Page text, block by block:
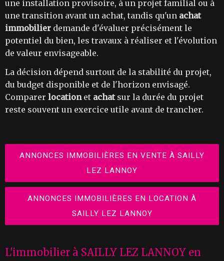
une installation provisoire, à un projet familial ou à
une transition avant un achat, tandis qu'un achat
immobilier demande d'évaluer précisément le
potentiel du bien, les travaux à réaliser et l'évolution
de valeur envisageable.
La décision dépend surtout de la stabilité du projet,
du budget disponible et de l'horizon envisagé.
Comparer locationet achatsur la durée du projet
reste souvent un exercice utile avant de trancher.
ANNONCES IMMOBILIÈRES EN VENTE À SAILLY
LEZ LANNOY
ANNONCES IMMOBILIÈRES EN LOCATION À
SAILLY LEZ LANNOY
L'immobilier à SAILLY LEZ LANNOY en